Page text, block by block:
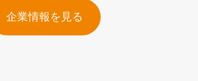
企業情報を見る